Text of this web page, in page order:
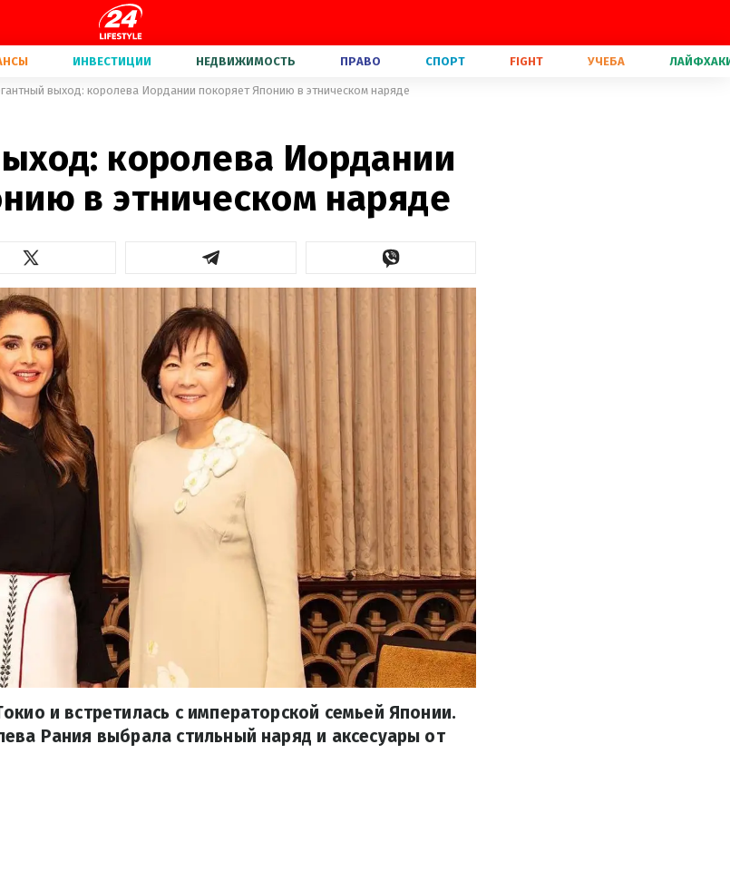
ИНВЕСТИЦИИ НЕДВИЖИМОСТЬ ПРАВО СПОРТ FIGHT УЧЕБА
выход: королева Иордании покоряет Японию в этническом наряде
королева Иордании
в этническом наряде
и встретилась с императорской семьей Японии.
Рания выбрала стильный наряд и аксесуары от